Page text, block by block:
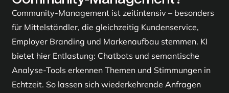
Community-Management ist zeitintensiv – besonders
für Mittelständler, die gleichzeitig Kundenservice,
Employer Branding und Markenaufbau stemmen. KI
bietet hier Entlastung: Chatbots und semantische
Analyse-Tools erkennen Themen und Stimmungen in
Echtzeit. So lassen sich wiederkehrende Anfragen